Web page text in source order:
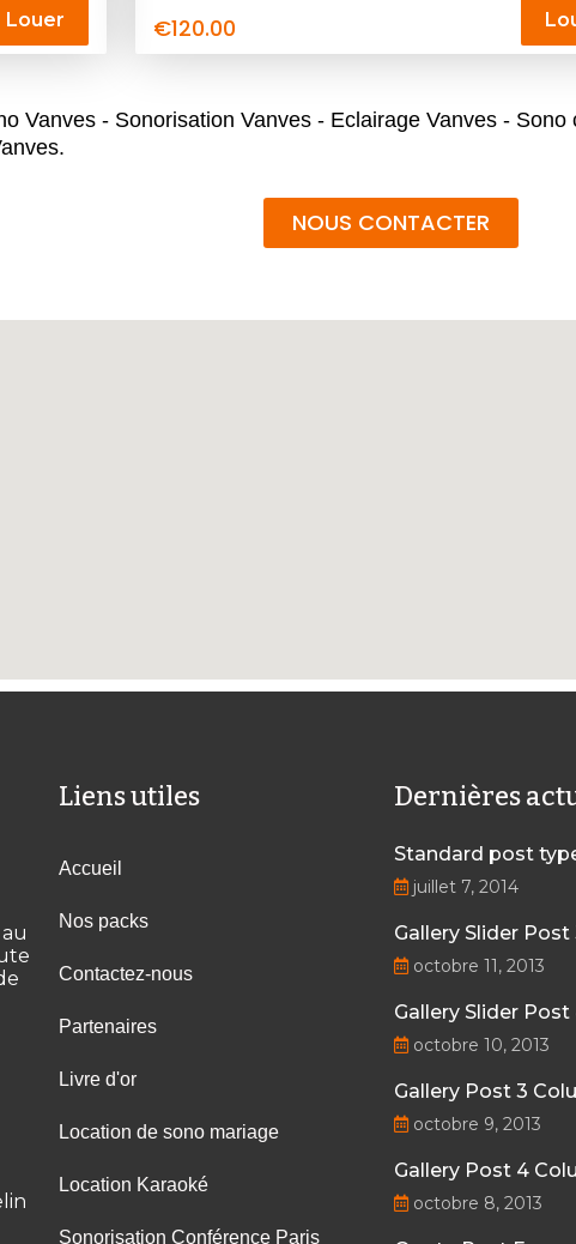
Louer €120.00
Vanves - Sonorisation Vanves - Eclairage Vanves -
NOUS CONTACTER
Liens utiles
Accueil
Nos packs
Contactez-nous
Partenaires
Livre d'or
Location de sono mariage
Location Karaoké
Sonorisation Conférence Paris
Dernières
Standard post
juillet 7, 2014
Gallery Slider
octobre 11, 2013
Gallery Slider
octobre 10, 2013
Gallery Post 3
octobre 9, 2013
Gallery Post 4
octobre 8, 2013